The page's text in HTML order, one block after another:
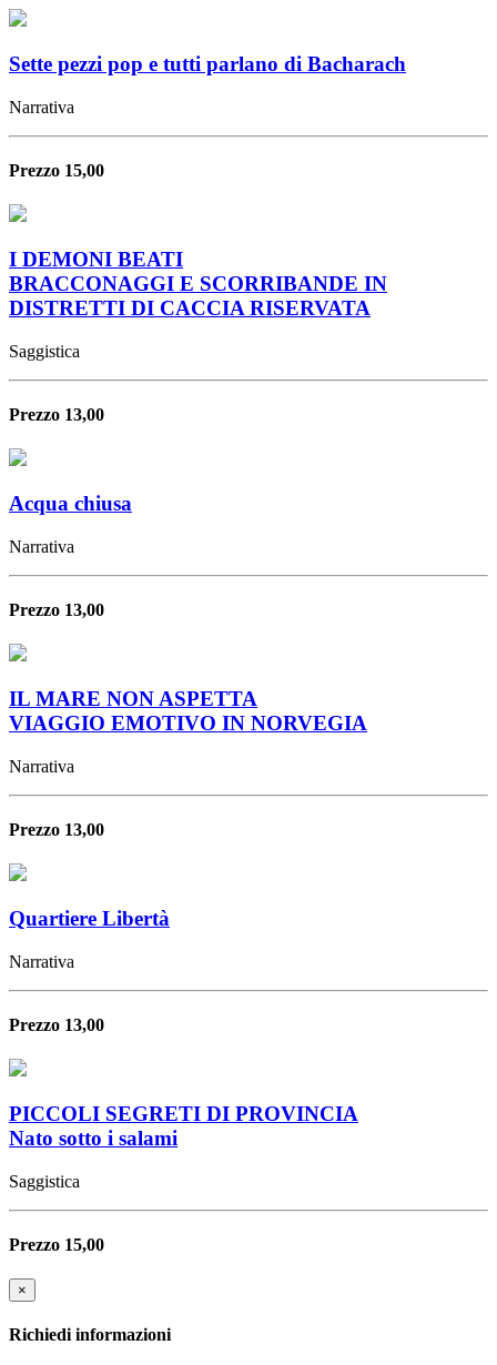
Sette pezzi pop e tutti parlano di Bacharach
Narrativa
Prezzo 15,00
I DEMONI BEATI
BRACCONAGGI E SCORRIBANDE IN
DISTRETTI DI CACCIA RISERVATA
Saggistica
Prezzo 13,00
Acqua chiusa
Narrativa
Prezzo 13,00
IL MARE NON ASPETTA
VIAGGIO EMOTIVO IN NORVEGIA
Narrativa
Prezzo 13,00
Quartiere Libertà
Narrativa
Prezzo 13,00
PICCOLI SEGRETI DI PROVINCIA
Nato sotto i salami
Saggistica
Prezzo 15,00
×
Richiedi informazioni